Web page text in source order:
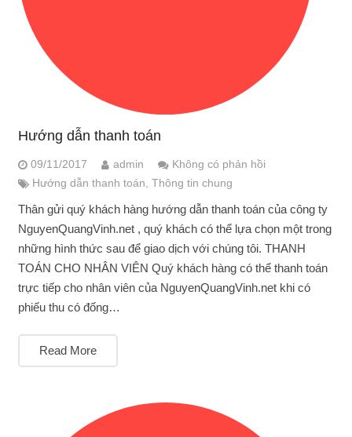
Hướng dẫn thanh toán
09/11/2017 admin
Không có phản hồi
Hướng dẫn thanh toán, Thông tin chung
Thân gửi quý khách hàng hướng dẫn thanh toán của công ty
NguyenQuangVinh.net , quý khách có thể lựa chọn một trong
những hình thức sau để giao dịch với chúng tôi. THANH
TOÁN CHO NHÂN VIÊN Quý khách hàng có thể thanh toán
trực tiếp cho nhân viên của NguyenQuangVinh.net khi có
phiếu thu có đống…
Read More